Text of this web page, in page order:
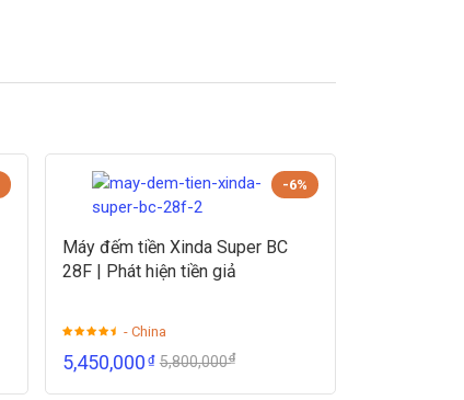
-6%
Máy đếm tiền Xinda Super BC
28F | Phát hiện tiền giả
- China
5,450,000₫ 5,800,000₫